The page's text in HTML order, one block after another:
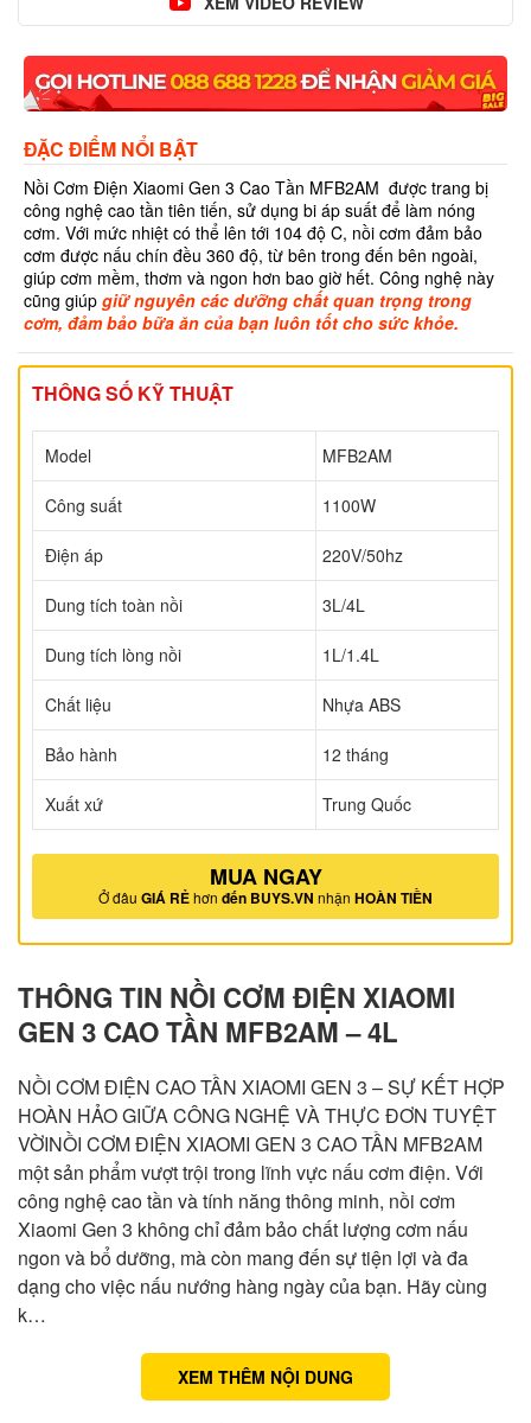
ĐẶC ĐIỂM NỔI BẬT
Nồi Cơm Điện Xiaomi Gen 3 Cao Tần MFB2AM được trang bị
công nghệ cao tần tiên tiến, sử dụng bi áp suất để làm nóng
cơm. Với mức nhiệt có thể lên tới 104 độ C, nồi cơm đảm bảo
cơm được nấu chín đều 360 độ, từ bên trong đến bên ngoài,
giúp cơm mềm, thơm và ngon hơn bao giờ hết. Công nghệ này
cũng giúp giữ nguyên các dưỡng chất quan trọng trong
cơm, đảm bảo bữa ăn của bạn luôn tốt cho sức khỏe.
THÔNG SỐ KỸ THUẬT
Model MFB2AM
Công suất 1100W
Điện áp 220V/50hz
Dung tích toàn nồi 3L/4L
Dung tích lòng nồi 1L/1.4L
Chất liệu Nhựa ABS
Bảo hành 12 tháng
Xuất xứ Trung Quốc
MUA NGAY
Ở đâu GIÁ RẺhơn đến BUYS.VN nhận HOÀN TIỀN
THÔNG TIN NỒI CƠM ĐIỆN XIAOMI
GEN 3 CAO TẦN MFB2AM – 4L
NỒI CƠM ĐIỆN CAO TẦN XIAOMI GEN 3 – SỰ KẾT HỢP
HOÀN HẢO GIỮA CÔNG NGHỆ VÀ THỰC ĐƠN TUYỆT
VỜINỒI CƠM ĐIỆN XIAOMI GEN 3 CAO TẦN MFB2AM
một sản phẩm vượt trội trong lĩnh vực nấu cơm điện. Với
công nghệ cao tần và tính năng thông minh, nồi cơm
Xiaomi Gen 3 không chỉ đảm bảo chất lượng cơm nấu
ngon và bổ dưỡng, mà còn mang đến sự tiện lợi và đa
dạng cho việc nấu nướng hàng ngày của bạn. Hãy cùng
k…
XEM THÊM NỘI DUNG